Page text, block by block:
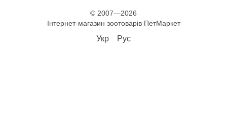
© 2007—2026
Інтернет-магазин зоотоварів ПетМаркет
Укр Рус